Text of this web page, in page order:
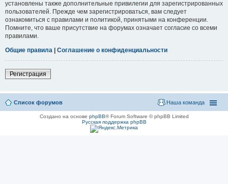
установлены также дополнительные привилегии для зарегистрированных
пользователей. Прежде чем зарегистрироваться, вам следует
ознакомиться с правилами и политикой, принятыми на конференции.
Помните, что ваше присутствие на форумах означает согласие со всеми
правилами.
Общие правила | Соглашение о конфиденциальности
Регистрация
Список форумов Наша команда
Создано на основе phpBB® Forum Software © phpBB Limited
Русская поддержка phpBB